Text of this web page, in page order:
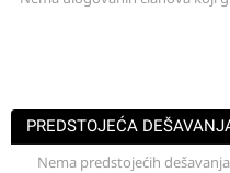
PREDSTOJEĆA
Nema predstojećih